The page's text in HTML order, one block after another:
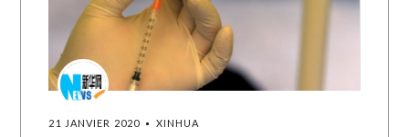
21 JANVIER 2020 XINHUA